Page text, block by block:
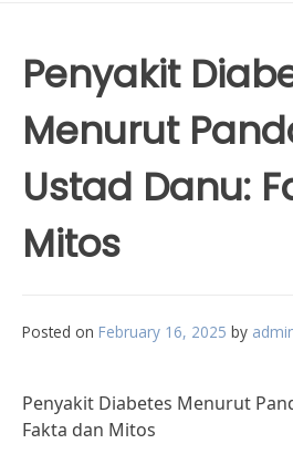
Penyakit
Menurut
Ustad Danu:
Mitos
Posted on February 16, 2025 by
Penyakit Diabetes Menurut
Fakta dan Mitos